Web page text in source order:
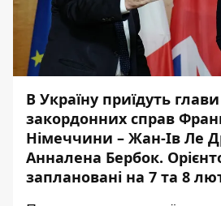
В Україну приїдуть
закордонних справ
Німеччини – Жан-Ів Ле
Анналена Бербок.
заплановані на 7 та 8